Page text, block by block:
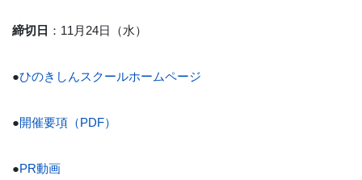
締切日 ：11月24日（水）
●ひのきしんスクールホームページ
●開催要項（PDF）
●PR動画